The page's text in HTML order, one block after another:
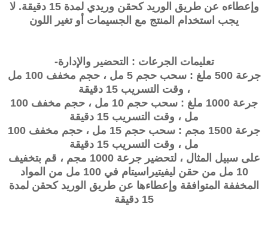
وإعطاءه عن طريق الوريد كحقن وريدي لمدة 15 دقيقة. لا
يجب استخدام المنتج مع الجسيمات أو تغير اللون
تعليمات الجرعات : التحضير والإدارة-
جرعة 500 ملغ : سحب حجم 5 مل ، حجم مخفف 100 مل
، وقت التسريب 15 دقيقة
جرعة 1000 ملغ : سحب حجم 10 مل ، حجم مخفف 100
مل ، وقت التسريب 15 دقيقة
جرعة 1500 مجم : سحب حجم 15 مل ، حجم مخفف 100
مل ، وقت التسريب 15 دقيقة
على سبيل المثال ، لتحضير جرعة 1000 مجم ، قم بتخفيف
10 مل من حقن ليفيتيراسيتام في 100 مل من المواد
المخففة المتوافقة وإعطاءها عن طريق الوريد كحقن لمدة
15 دقيقة